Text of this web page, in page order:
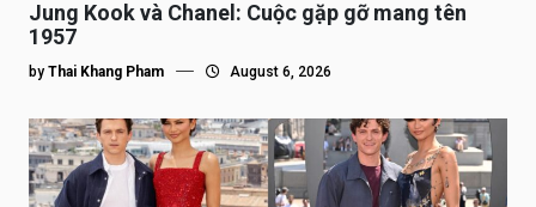
Jung Kook và Chanel: Cuộc gặp gỡ mang tên
1957
by Thai Khang Pham August 6, 2026